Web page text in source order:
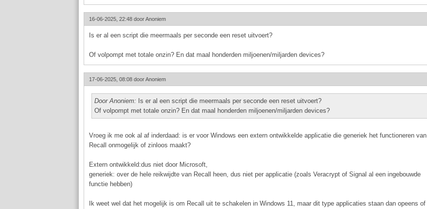
16-06-2025, 22:48 doorAnoniem
Is er al een script die meermaals per seconde een reset uitvoert?
Of volpompt met totale onzin? En dat maal honderden miljoenen/miljarden devices?
17-06-2025, 08:08 doorAnoniem
Door Anoniem: Is er al een script die meermaals per seconde een reset uitvoert?
Of volpompt met totale onzin? En dat maal honderden miljoenen/miljarden devices?
Vroeg ik me ook al af inderdaad: is er voor Windows een extern ontwikkelde applicatie die generiek het functioneren van
Recall onmogelijk of zinloos maakt?
Extern ontwikkeld:dus niet door Microsoft,
generiek: over de hele reikwijdte van Recall heen, dus niet per applicatie (zoals Veracrypt of Signal al een ingebouwde
functie hebben)
Ik weet wel dat het mogelijk is om Recall uit te schakelen in Windows 11, maar dit type applicaties staan dan opeens of